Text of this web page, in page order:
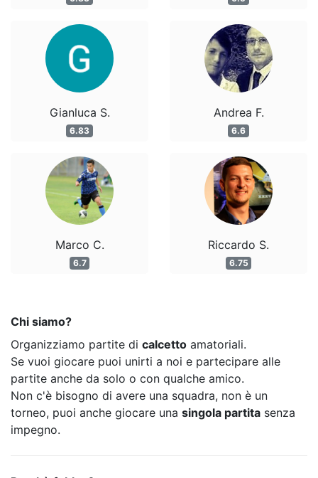
Gianluca S.
6.83
Marco C.
6.7
Andrea F.
6.6
Riccardo S.
6.75
Chi siamo?
Organizziamo partite di calcetto amatoriali.
Se vuoi giocare puoi unirti a noi e partecipare alle
partite anche da solo o con qualche amico.
Non c'è bisogno di avere una squadra, non è un
torneo, puoi anche giocare una singola partita senza
impegno.